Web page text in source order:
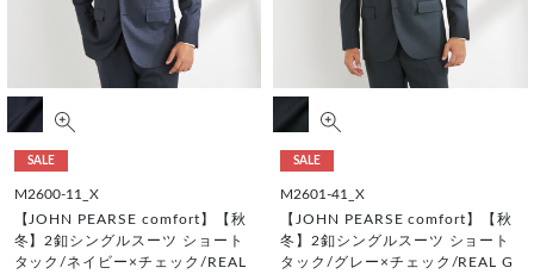
SALE
M2600-11_X
【JOHN PEARSE comfort】【秋
冬】2釦シングルスーツ ショート
タック/ネイビー×チェック/REAL
SALE
M2601-41_X
【JOHN PEARSE comfort】【秋
冬】2釦シングルスーツ ショート
タック/グレー×チェック/REAL G